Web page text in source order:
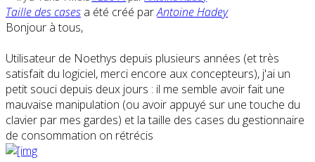
Taille des cases a été créé parAntoine Hadey
Bonjour à tous,
Utilisateur de Noethys depuis plusieurs années (et très
satisfait du logiciel, merci encore aux concepteurs), j'ai un
petit souci depuis deux jours : il me semble avoir fait une
mauvaise manipulation (ou avoir appuyé sur une touche du
clavier par mes gardes) et la taille des cases du gestionnaire
de consommation on rétrécis